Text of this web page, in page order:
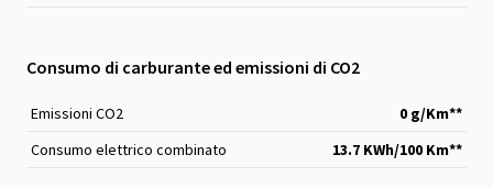
Consumo di carburante ed emissioni di CO2
Emissioni CO2
0 g/Km**
Consumo elettrico combinato
13.7 KWh/100 Km**